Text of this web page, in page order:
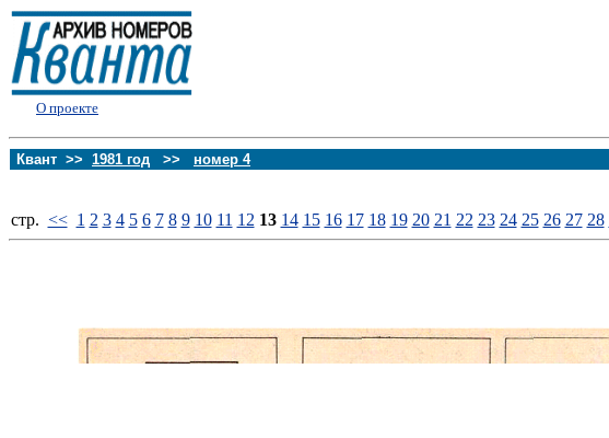
О проекте
Квант >> 1981 год >> номер 4
стp. << 1 2 3 4 5 6 7 8 9 10 11 12 13 14 15 16 17 18 19 20 21 22 23 24 25 26 27 28